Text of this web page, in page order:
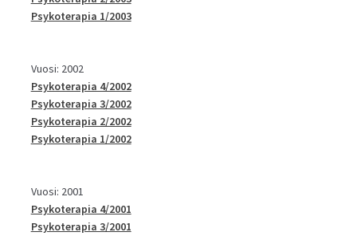
Psykoterapia 1/2003
Vuosi: 2002
Psykoterapia 4/2002
Psykoterapia 3/2002
Psykoterapia 2/2002
Psykoterapia 1/2002
Vuosi: 2001
Psykoterapia 4/2001
Psykoterapia 3/2001